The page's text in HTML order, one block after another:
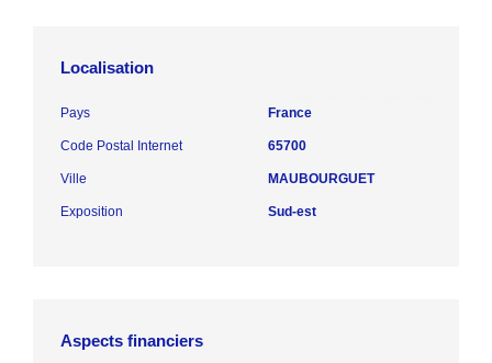
Localisation
Pays France
Code Postal Internet 65700
Ville MAUBOURGUET
Exposition Sud-est
Aspects financiers